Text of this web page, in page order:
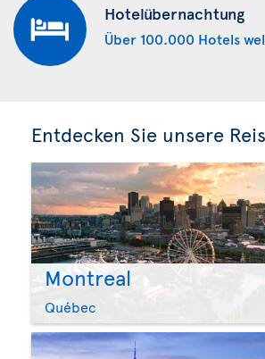
Hotelübernachtung
Über 100.000 Hotels
Entdecken Sie unsere
Montreal
Québec